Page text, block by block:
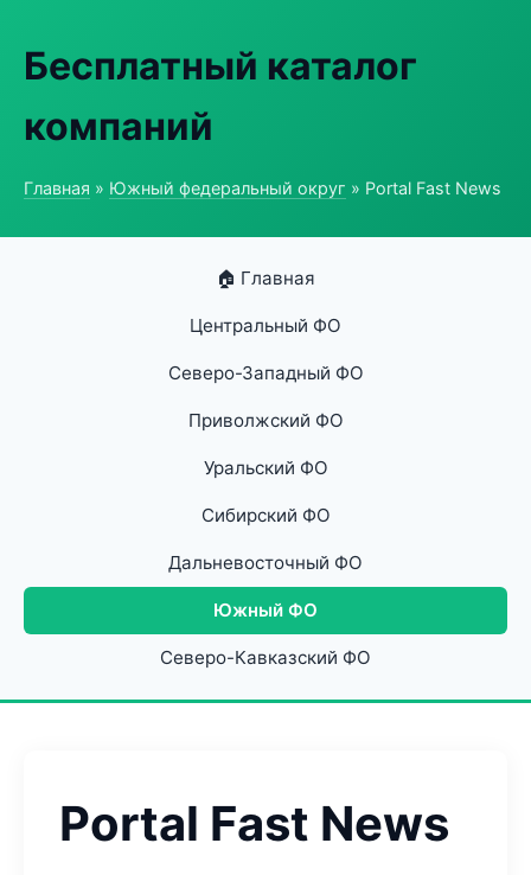
Бесплатный каталог
компаний
Главная » Южный федеральный округ » Portal Fast News
🏠 Главная
Центральный ФО
Северо-Западный ФО
Приволжский ФО
Уральский ФО
Сибирский ФО
Дальневосточный ФО
Южный ФО
Северо-Кавказский ФО
Portal Fast News